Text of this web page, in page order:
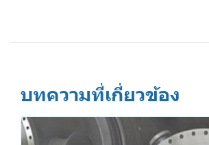
บทความที่เกี่ยวข้อง